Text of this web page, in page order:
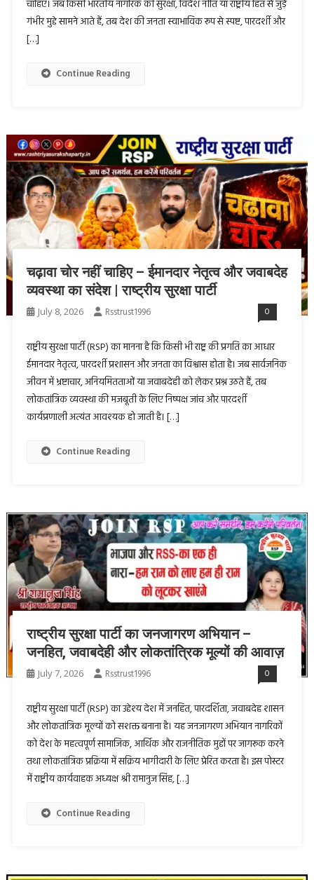
चाहिए। जब किसी भारतीय नागरिक की सुरक्षा, विदेश नीति या राष्ट्रीय हित से जुड़े
गंभीर मुद्दे सामने आते हैं, तब देश की जनता स्वाभाविक रूप से स्पष्ट, पारदर्शी और
[…]
Continue Reading
चढ़ावा चोर नहीं चाहिए – ईमानदार नेतृत्व और जवाबदेह
व्यवस्था का संदेश | राष्ट्रीय सुरक्षा पार्टी
July 8, 2026 Rsstrust1996 0
राष्ट्रीय सुरक्षा पार्टी (RSP) का मानना है कि किसी भी राष्ट्र की प्रगति का आधार
ईमानदार नेतृत्व, पारदर्शी प्रशासन और जनता का विश्वास होता है। जब सार्वजनिक
जीवन में भ्रष्टाचार, अनियमितताओं या जवाबदेही को लेकर प्रश्न उठते हैं, तब
लोकतांत्रिक व्यवस्था की मजबूती के लिए निष्पक्ष जांच और पारदर्शी
कार्यप्रणाली अत्यंत आवश्यक हो जाती है। […]
Continue Reading
राष्ट्रीय सुरक्षा पार्टी का जनजागरण अभियान –
जनहित, जवाबदेही और लोकतांत्रिक मूल्यों की आवाज़
July 7, 2026 Rsstrust1996 0
राष्ट्रीय सुरक्षा पार्टी (RSP) का उद्देश्य देश में जनहित, पारदर्शिता, जवाबदेह शासन
और लोकतांत्रिक मूल्यों को सशक्त बनाना है। यह जनजागरण अभियान नागरिकों
को देश के महत्वपूर्ण सामाजिक, आर्थिक और राजनीतिक मुद्दों पर जागरूक करने
तथा लोकतांत्रिक प्रक्रिया में सक्रिय भागीदारी के लिए प्रेरित करता है। इस पोस्टर
में राष्ट्रीय कार्यवाहक अध्यक्ष श्री रामानुज सिंह, […]
Continue Reading